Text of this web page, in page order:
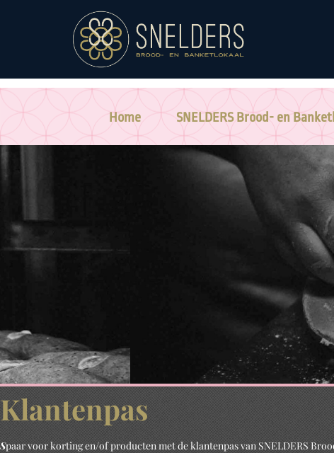
Home SNELDERS Brood- en
Klantenpas
Spaar voor korting en/of producten met de klantenpas van SNELDERS